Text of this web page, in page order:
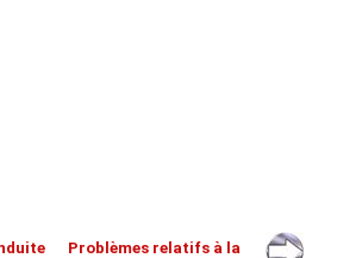
Problèmes relatifs à la